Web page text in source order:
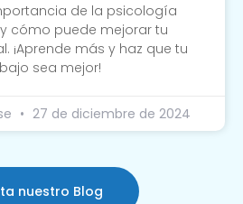
de la psicología
cómo puede mejorar tu
¡Aprende más y haz que tu
sea mejor!
27 de diciembre de 2024
nuestro Blog